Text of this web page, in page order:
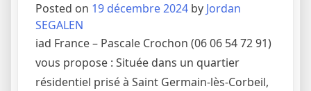
Posted on 19 décembre 2024 by Jordan
SEGALEN
iad France – Pascale Crochon (06 06 54 72 91)
vous propose : Située dans un quartier
résidentiel prisé à Saint Germain-lès-Corbeil,